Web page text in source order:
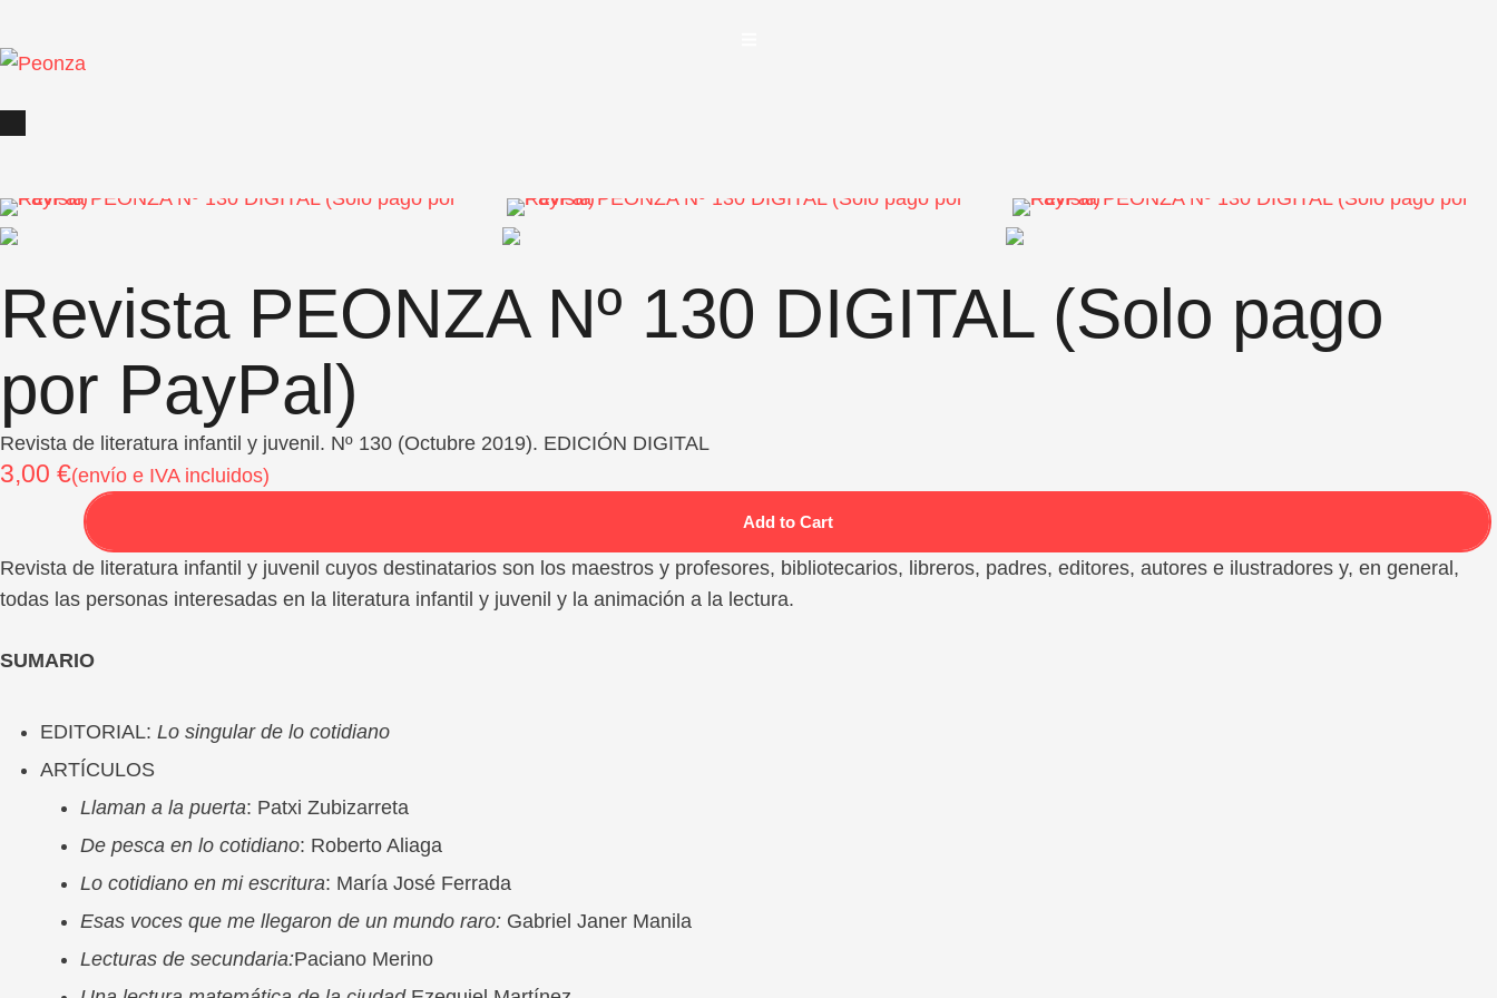
Revista PEONZA Nº 130 DIGITAL (Solo pago
por PayPal)
Revista de literatura infantil y juvenil. Nº 130 (Octubre 2019). EDICIÓN DIGITAL
3,00 €(envío e IVA incluidos)
Add to Cart
Revista de literatura infantil y juvenil cuyos destinatarios son los maestros y profesores, bibliotecarios, libreros, padres, editores, autores e ilustradores y, en general,
todas las personas interesadas en la literatura infantil y juvenil y la animación a la lectura.
SUMARIO
EDITORIAL: Lo singular de lo cotidiano
ARTÍCULOS
Llaman a la puerta: Patxi Zubizarreta
De pesca en lo cotidiano: Roberto Aliaga
Lo cotidiano en mi escritura: María José Ferrada
Esas voces que me llegaron de un mundo raro: Gabriel Janer Manila
Lecturas de secundaria:Paciano Merino